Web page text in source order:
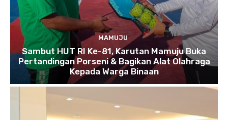
MAMUJU
Sambut HUT RI Ke-81, Karutan Mamuju Buka
Pertandingan Porseni & Bagikan Alat Olahraga
Kepada Warga Binaan